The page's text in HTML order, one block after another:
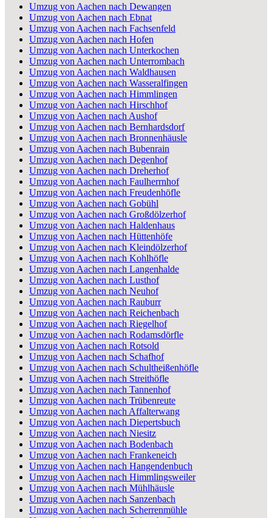
Umzug von Aachen nach Dewangen
Umzug von Aachen nach Ebnat
Umzug von Aachen nach Fachsenfeld
Umzug von Aachen nach Hofen
Umzug von Aachen nach Unterkochen
Umzug von Aachen nach Unterrombach
Umzug von Aachen nach Waldhausen
Umzug von Aachen nach Wasseralfingen
Umzug von Aachen nach Himmlingen
Umzug von Aachen nach Hirschhof
Umzug von Aachen nach Aushof
Umzug von Aachen nach Bernhardsdorf
Umzug von Aachen nach Bronnenhäusle
Umzug von Aachen nach Bubenrain
Umzug von Aachen nach Degenhof
Umzug von Aachen nach Dreherhof
Umzug von Aachen nach Faulherrnhof
Umzug von Aachen nach Freudenhöfle
Umzug von Aachen nach Gobühl
Umzug von Aachen nach Großdölzerhof
Umzug von Aachen nach Haldenhaus
Umzug von Aachen nach Hüttenhöfe
Umzug von Aachen nach Kleindölzerhof
Umzug von Aachen nach Kohlhöfle
Umzug von Aachen nach Langenhalde
Umzug von Aachen nach Lusthof
Umzug von Aachen nach Neuhof
Umzug von Aachen nach Rauburr
Umzug von Aachen nach Reichenbach
Umzug von Aachen nach Riegelhof
Umzug von Aachen nach Rodamsdörfle
Umzug von Aachen nach Rotsold
Umzug von Aachen nach Schafhof
Umzug von Aachen nach Schultheißenhöfle
Umzug von Aachen nach Streithöfle
Umzug von Aachen nach Tannenhof
Umzug von Aachen nach Trübenreute
Umzug von Aachen nach Affalterwang
Umzug von Aachen nach Diepertsbuch
Umzug von Aachen nach Niesitz
Umzug von Aachen nach Bodenbach
Umzug von Aachen nach Frankeneich
Umzug von Aachen nach Hangendenbuch
Umzug von Aachen nach Himmlingsweiler
Umzug von Aachen nach Mühlhäusle
Umzug von Aachen nach Sanzenbach
Umzug von Aachen nach Scherrenmühle